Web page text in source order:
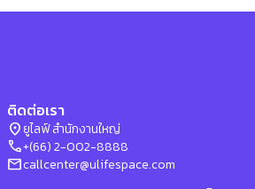
ติดต่อเรา
location_onยูไลฟ์ สำนักงานใหญ่
phone+(66) 2-002-8888
mailcallcenter@ulifespace.com